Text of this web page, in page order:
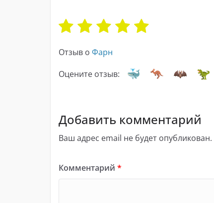
Отзыв о Фарн
Оцените отзыв:
Добавить комментарий
Ваш адрес email не будет опубликован.
Комментарий *